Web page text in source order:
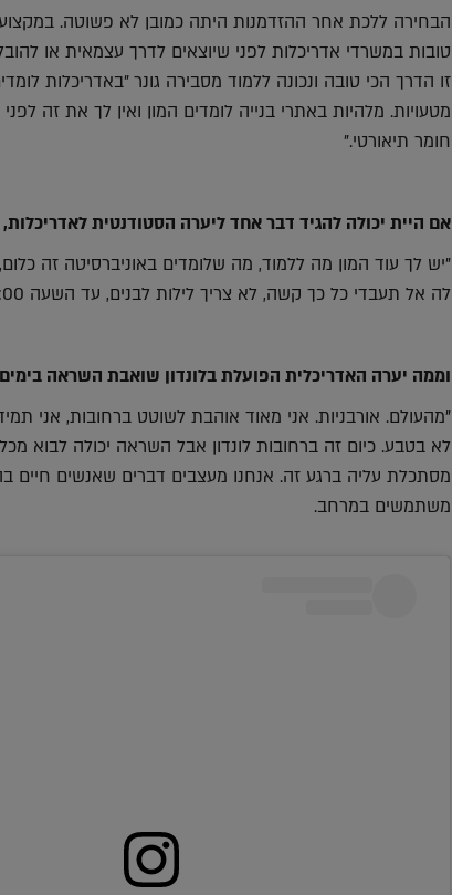
הבחירה ללכת אחר ההזדמנות היתה כמובן לא פשוטה.
טובות במשרדי אדריכלות לפני שיוצאים לדרך עצמאית או
זו הדרך הכי טובה ונכונה ללמוד מסבירה גונר "באדריכלות
מטעויות. מלהיות באתרי בנייה לומדים המון ואין לך את זה
חומר תיאורטי."
אם היית יכולה להגיד דבר אחד ליערה הסטודנטית
"יש לך עוד המון מה ללמוד, מה שלומדים באוניברסיטה זה
לה אל תעבדי כל כך קשה, לא צריך לילות לבנים, עד השעה 22:00 זה דיי והותר, קחי בפרופורציות."
וממה יערה האדריכלית הפועלת בלונדון שואבת השראה
"מהעולם. אורבניות. אני מאוד אוהבת לשוטט ברחובות, אני
לא בטבע. כיום זה ברחובות לונדון אבל השראה יכולה לבוא
מסתכלת עליה ברגע זה. אנחנו מעצבים דברים שאנשים חיים
משתמשים במרחב.